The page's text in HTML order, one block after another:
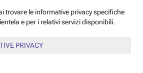
trovare le informative privacy specifiche
e per i relativi servizi disponibili.
PRIVACY